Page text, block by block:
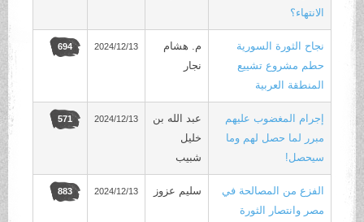
الانتهاء؟
نجاح الثورة السورية
حطم مشروع تشييع
المنطقة العربية
م. هشام
نجار
2024/12/13
694
إجرام المغضوب عليهم
مبرر لما حصل لهم وما
سيحصل!
عبد الله بن
خليل
شبيب
2024/12/13
571
الفزع من المصالحة في
مصر وانتصار الثورة
سليم عزوز 2024/12/13
883